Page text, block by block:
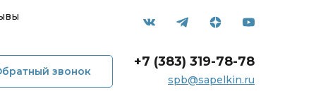
звонок
+7 (383) 319-78-78
spb@sapelkin.ru